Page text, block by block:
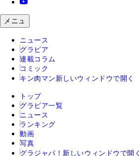
メニュ
ニュース
グラビア
連載コラム
コミック
キン肉マン 新しいウィンドウで開く
トップ
グラビア一覧
ニュース
ランキング
動画
写真
グラジャパ！ 新しいウィンドウで開く